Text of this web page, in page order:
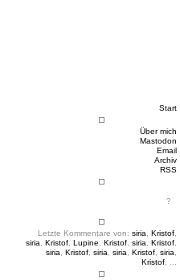
Start
Über mich
Mastodon
Email
Archiv
RSS
Letzte Kommentare von: siria Kristof
siria
Kristof Lupine Kristof siria Kristof
siria
Kristof siria siria Kristof siria
Kristof